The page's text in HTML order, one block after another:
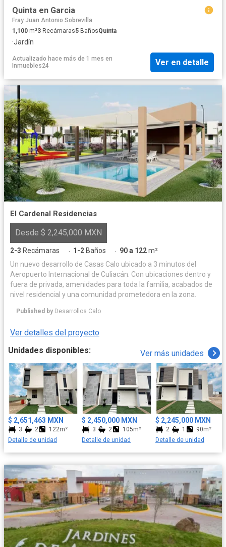
Quinta en Garcia
Fray Juan Antonio Sobrevilla
1,100 m²3 Recámaras5 BañosQuinta
·Jardín
Actualizado hace más de 1 mes en
Inmuebles24
Ver en detalle
El Cardenal Residencias
Desde $ 2,245,000 MXN
2-3 Recámaras · 1-2 Baños · 90 a 122m²
Un nuevo desarrollo de Casas Calo ubicado a 3 minutos del
Aeropuerto Internacional de Culiacán. Con ubicaciones dentro y
fuera de privada, amenidades para toda la familia, acabados de
nivel residencial y una comunidad prometedora en la zona.
Published by Desarrollos Calo
Ver detalles del proyecto
Unidades disponibles:
Ver más unidades
$ 2,651,463 MXN
3 2
122m²
Detalle de unidad
$ 2,450,000 MXN
3 2
105m²
Detalle de unidad
$ 2,245,000 MXN
2 1
90m²
Detalle de unidad